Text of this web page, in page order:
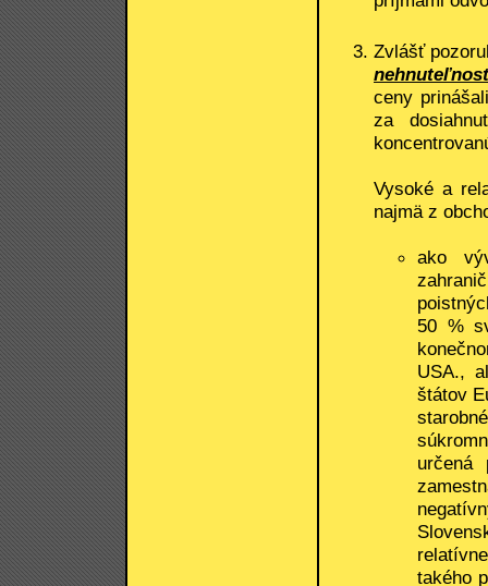
Zvlášť
ceny
za
Vysoké a
najmä z
ako
50 %
USA.,
štátov
určená
takého